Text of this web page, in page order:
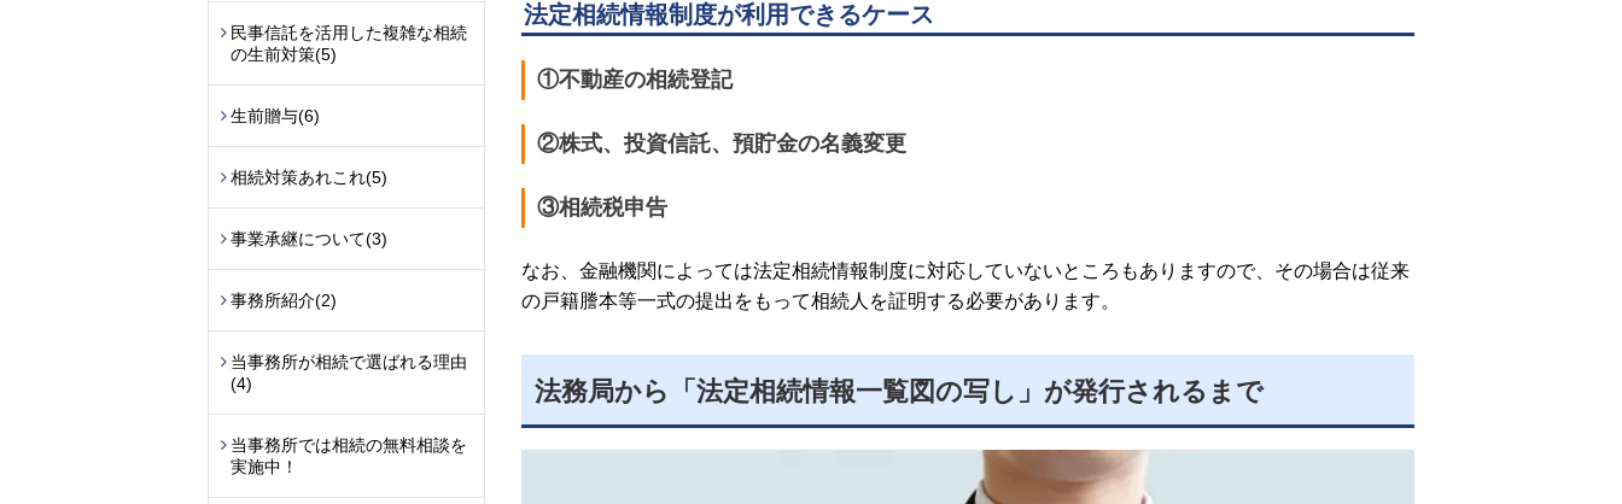
法定相続情報制度が利用できるケース
①不動産の相続登記
②株式、投資信託、預貯金の名義変更
③相続税申告
なお、金融機関によっては法定相続情報制度に対応していないところもありますので、その場合は従来
の戸籍謄本等一式の提出をもって相続人を証明する必要があります。
法務局から「法定相続情報一覧図の写し」が発行されるまで
民事信託を活用した複雑な相続
の生前対策(5)
生前贈与(6)
相続対策あれこれ(5)
事業承継について(3)
事務所紹介(2)
当事務所が相続で選ばれる理由
(4)
当事務所では相続の無料相談を
実施中！